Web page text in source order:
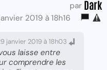
par Dark
2019 à 18h16
janvier 2019 à 18h03
laisse entre
comprendre les